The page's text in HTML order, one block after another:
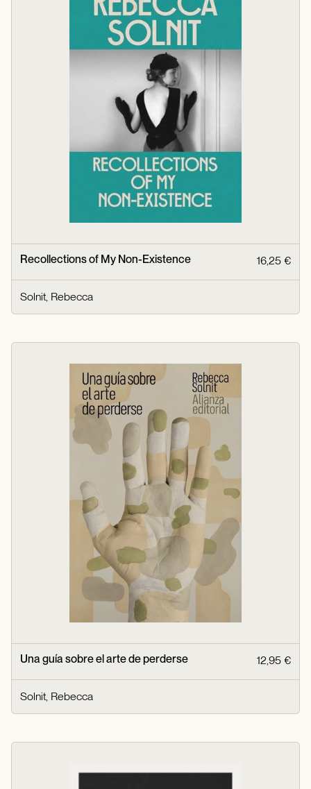
Recollections of My Non-Existence 16,25 €
Solnit, Rebecca
Una guía sobre el arte de perderse 12,95 €
Solnit, Rebecca